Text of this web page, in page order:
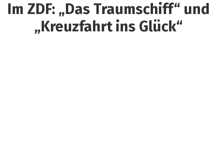
Im ZDF: „Das Traumschiff“ und
„Kreuzfahrt ins Glück“